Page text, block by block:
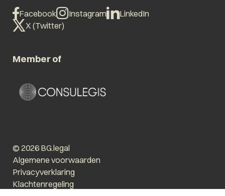
Facebook Instagram
LinkedIn
X (Twitter)
Member of
© 2026 BG.legal
Algemene voorwaarden
Privacyverklaring
Klachtenregeling